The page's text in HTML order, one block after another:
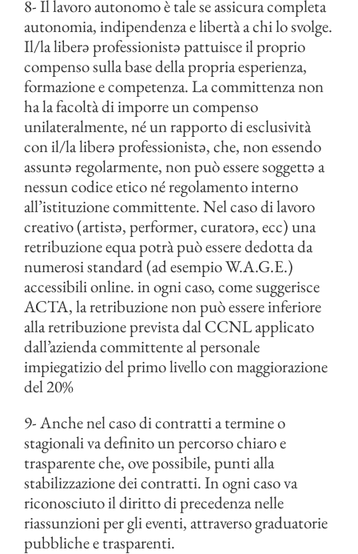
8- Il lavoro autonomo è tale se assicura completa
autonomia, indipendenza e libertà a chi lo svolge.
Il/la liberə professionistə pattuisce il proprio
compenso sulla base della propria esperienza,
formazione e competenza. La committenza non
ha la facoltà di imporre un compenso
unilateralmente, né un rapporto di esclusività
con il/la liberə professionistə, che, non essendo
assuntə regolarmente, non può essere soggettə a
nessun codice etico né regolamento interno
all’istituzione committente. Nel caso di lavoro
creativo (artistə, performer, curatorə, ecc) una
retribuzione equa potrà può essere dedotta da
numerosi standard (ad esempio W.A.G.E.)
accessibili online. in ogni caso, come suggerisce
ACTA, la retribuzione non può essere inferiore
alla retribuzione prevista dal CCNL applicato
dall’azienda committente al personale
impiegatizio del primo livello con maggiorazione
del 20%
9- Anche nel caso di contratti a termine o
stagionali va definito un percorso chiaro e
trasparente che, ove possibile, punti alla
stabilizzazione dei contratti. In ogni caso va
riconosciuto il diritto di precedenza nelle
riassunzioni per gli eventi, attraverso graduatorie
pubbliche e trasparenti.